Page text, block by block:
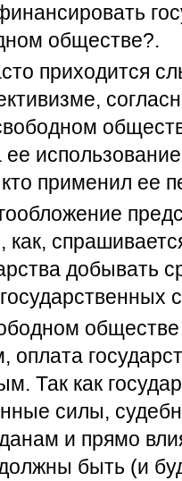
обществе?.
приходится
ее
кто применил ее
добывать
оплата
Так как
силы,
и прямо
быть (и